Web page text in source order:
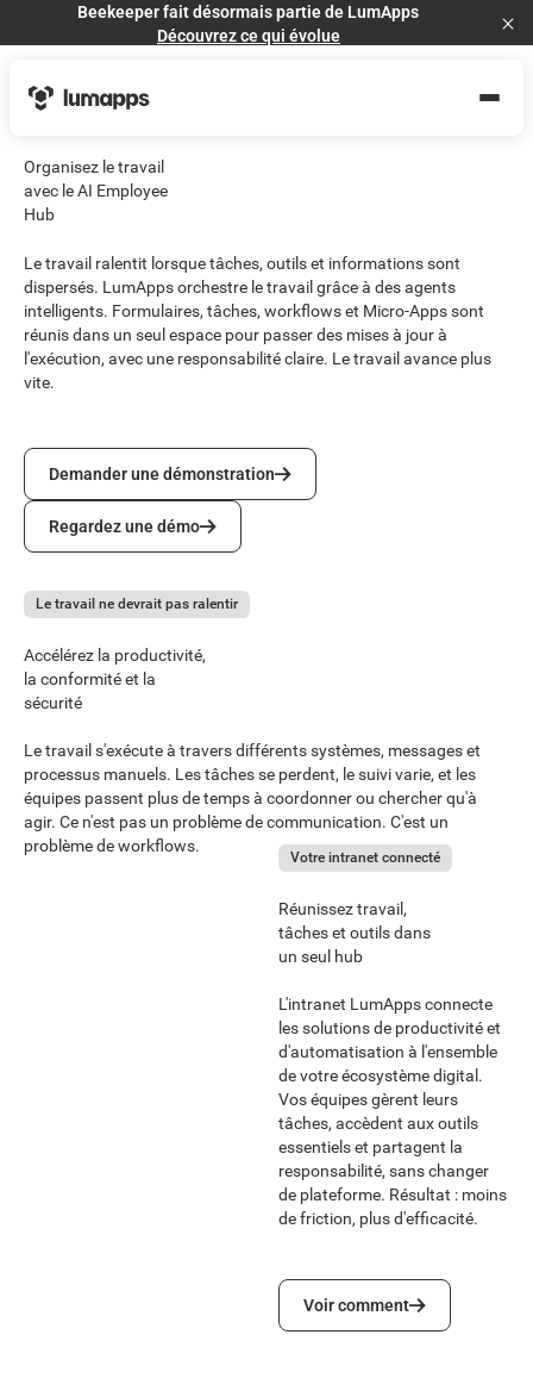
Beekeeper fait désormais partie de LumApps
Découvrez ce qui évolue
Organisez le travail
avec le AI Employee
Hub
Le travail ralentit lorsque tâches, outils et informations sont
dispersés. LumApps orchestre le travail grâce à des agents
intelligents. Formulaires, tâches, workflows et Micro-Apps sont
réunis dans un seul espace pour passer des mises à jour à
l'exécution, avec une responsabilité claire. Le travail avance plus
vite.
Demander une démonstration
Demander une démonstration
Regardez une démo
Regardez une démo
Le travail ne devrait pas ralentir
Accélérez la productivité,
la conformité et la
sécurité
Le travail s'exécute à travers différents systèmes, messages et
processus manuels. Les tâches se perdent, le suivi varie, et les
équipes passent plus de temps à coordonner ou chercher qu'à
agir. Ce n'est pas un problème de communication. C'est un
problème de workflows.
Votre intranet connecté
Réunissez travail,
tâches et outils dans
un seul hub
L'intranet LumApps connecte
les solutions de productivité et
d'automatisation à l'ensemble
de votre écosystème digital.
Vos équipes gèrent leurs
tâches, accèdent aux outils
essentiels et partagent la
responsabilité, sans changer
de plateforme. Résultat : moins
de friction, plus d'efficacité.
Voir comment
Voir comment